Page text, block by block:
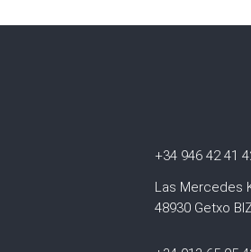
+34 946 42 41
Las Mercedes
48930 Getxo